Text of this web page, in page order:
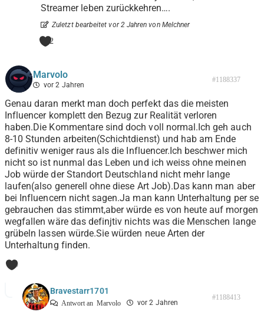
Streamer leben zurückkehren….
Zuletzt bearbeitet vor 2 Jahren von Melchner
2
Marvolo
vor 2 Jahren
#1188337
Genau daran merkt man doch perfekt das die meisten
Influencer komplett den Bezug zur Realität verloren
haben.Die Kommentare sind doch voll normal.Ich geh auch
8-10 Stunden arbeiten(Schichtdienst) und hab am Ende
definitiv weniger raus als die Influencer.Ich beschwer mich
nicht so ist nunmal das Leben und ich weiss ohne meinen
Job würde der Standort Deutschland nicht mehr lange
laufen(also generell ohne diese Art Job).Das kann man aber
bei Influencern nicht sagen.Ja man kann Unterhaltung per se
gebrauchen das stimmt,aber würde es von heute auf morgen
wegfallen wäre das definjtiv nichts was die Menschen lange
grübeln lassen würde.Sie würden neue Arten der
Unterhaltung finden.
0
Bravestarr1701
Antwort an Marvolo vor 2 Jahren
#1188413